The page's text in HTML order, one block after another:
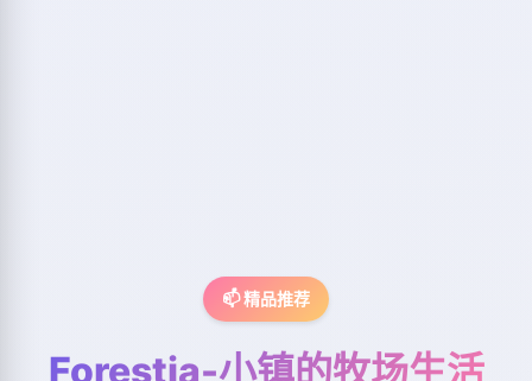
📫 精品推荐
Forestia-小镇的牧场生活